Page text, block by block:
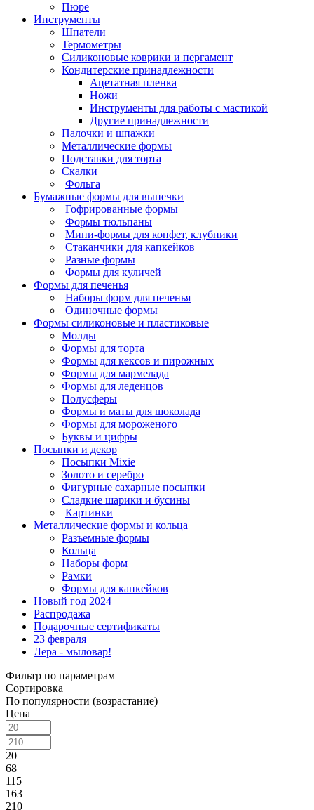
Пюре
Инструменты
Шпатели
Термометры
Силиконовые коврики и пергамент
Кондитерские принадлежности
Ацетатная пленка
Ножи
Инструменты для работы с мастикой
Другие принадлежности
Палочки и шпажки
Металлические формы
Подставки для торта
Скалки
Фольга
Бумажные формы для выпечки
Гофрированные формы
Формы тюльпаны
Мини-формы для конфет, клубники
Стаканчики для капкейков
Разные формы
Формы для куличей
Формы для печенья
Наборы форм для печенья
Одиночные формы
Формы силиконовые и пластиковые
Молды
Формы для торта
Формы для кексов и пирожных
Формы для мармелада
Формы для леденцов
Полусферы
Формы и маты для шоколада
Формы для мороженого
Буквы и цифры
Посыпки и декор
Посыпки Mixie
Золото и серебро
Фигурные сахарные посыпки
Сладкие шарики и бусины
Картинки
Металлические формы и кольца
Разъемные формы
Кольца
Наборы форм
Рамки
Формы для капкейков
Новый год 2024
Распродажа
Подарочные сертификаты
23 февраля
Лера - мыловар!
Фильтр по параметрам
Сортировка
По популярности (возрастание)
Цена
20
68
115
163
210